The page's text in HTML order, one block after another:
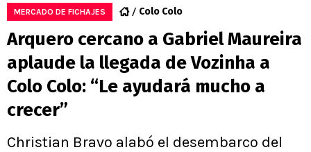
MERCADO DE FICHAJES Colo Colo
Arquero cercano a Gabriel Maureira
aplaude la llegada de Vozinha a
Colo Colo: “Le ayudará mucho a
crecer”
Christian Bravo alabó el desembarco del